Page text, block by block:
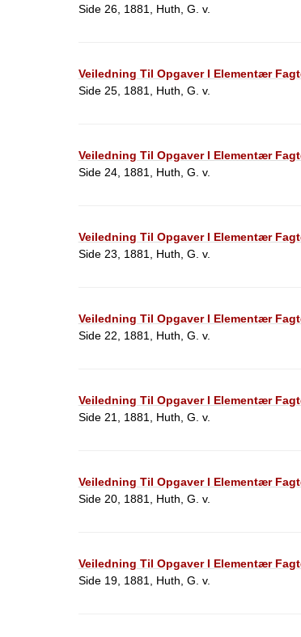
Side 26, 1881, Huth, G. v.
Veiledning Til Opgaver I Elementær
Side 25, 1881, Huth, G. v.
Veiledning Til Opgaver I Elementær
Side 24, 1881, Huth, G. v.
Veiledning Til Opgaver I Elementær
Side 23, 1881, Huth, G. v.
Veiledning Til Opgaver I Elementær
Side 22, 1881, Huth, G. v.
Veiledning Til Opgaver I Elementær
Side 21, 1881, Huth, G. v.
Veiledning Til Opgaver I Elementær
Side 20, 1881, Huth, G. v.
Veiledning Til Opgaver I Elementær
Side 19, 1881, Huth, G. v.